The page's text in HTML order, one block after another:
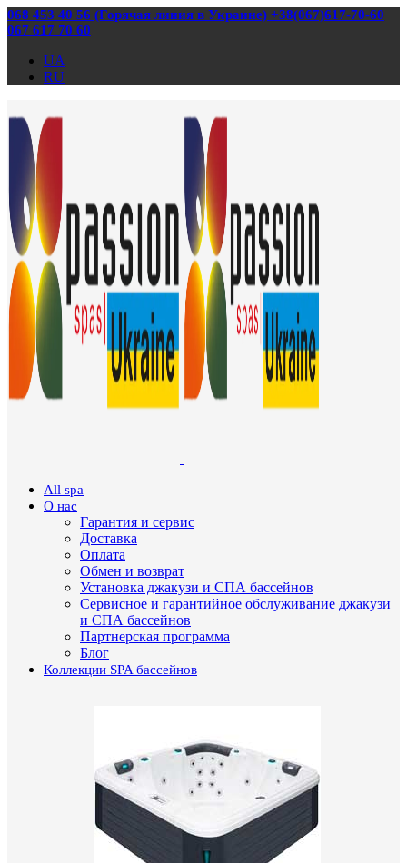
068 453 40 56 (Горячая линия в Украине) +38(067)617-70-60
067 617 70 60
UA
RU
All spa
О нас
Гарантия и сервис
Доставка
Оплата
Обмен и возврат
Установка джакузи и СПА бассейнов
Сервисное и гарантийное обслуживание джакузи
и СПА бассейнов
Партнерская программа
Блог
Коллекции SPA бассейнов